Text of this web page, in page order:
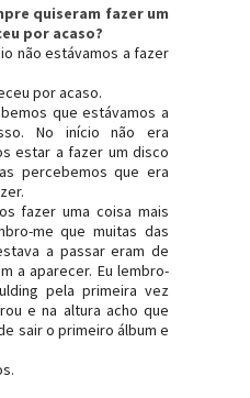
quiseram fazer um
por acaso?
não estávamos a fazer
por acaso.
que estávamos a
No início não era
estar a fazer um disco
percebemos que era
fazer uma coisa mais
me que muitas das
a passar eram de
a aparecer. Eu lembro-
pela primeira vez
e na altura acho que
sair o primeiro álbum e